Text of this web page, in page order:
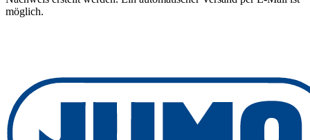
möglich.